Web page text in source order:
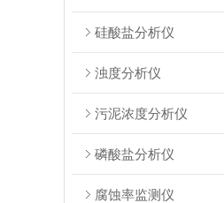
硅酸盐分析仪
浊度分析仪
污泥浓度分析仪
磷酸盐分析仪
腐蚀率监测仪